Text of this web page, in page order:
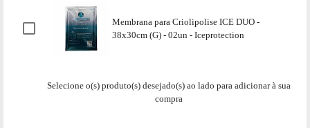
Membrana para Criolipolise ICE DUO -
38x30cm (G) - 02un - Iceprotection
Selecione o(s) produto(s) desejado(s) ao lado para adicionar à sua
compra